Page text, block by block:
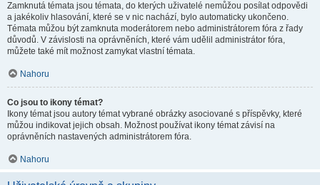
Zamknutá témata jsou témata, do kterých uživatelé nemůžou posílat odpovědi
a jakékoliv hlasování, které se v nic nachází, bylo automaticky ukončeno.
Témata můžou být zamknuta moderátorem nebo administrátorem fóra z řady
důvodů. V závislosti na oprávněních, které vám udělil administrátor fóra,
můžete také mít možnost zamykat vlastní témata.
Nahoru
Co jsou to ikony témat?
Ikony témat jsou autory témat vybrané obrázky asociované s příspěvky, které
můžou indikovat jejich obsah. Možnost používat ikony témat závisí na
oprávněních nastavených administrátorem fóra.
Nahoru